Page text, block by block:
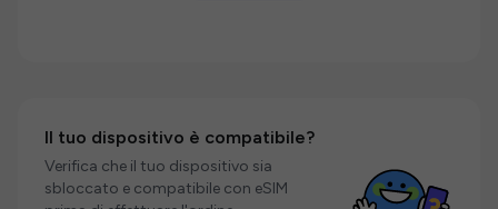
Il tuo dispositivo è compatibile?
Verifica che il tuo dispositivo sia
sbloccato e compatibile con eSIM